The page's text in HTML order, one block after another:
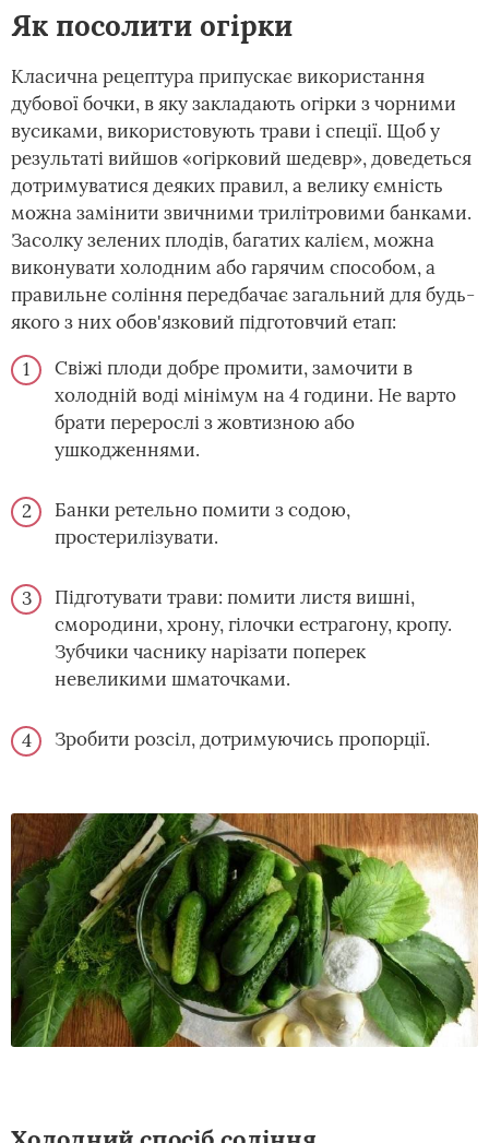
Як посолити огірки
Класична рецептура припускає використання
дубової бочки, в яку закладають огірки з чорними
вусиками, використовують трави і спеції. Щоб у
результаті вийшов «огірковий шедевр», доведеться
дотримуватися деяких правил, а велику ємність
можна замінити звичними трилітровими банками.
Засолку зелених плодів, багатих калієм, можна
виконувати холодним або гарячим способом, а
правильне соління передбачає загальний для будь-
якого з них обов'язковий підготовчий етап:
Свіжі плоди добре промити, замочити в
холодній воді мінімум на 4 години. Не варто
брати перерослі з жовтизною або
ушкодженнями.
Банки ретельно помити з содою,
простерилізувати.
Підготувати трави: помити листя вишні,
смородини, хрону, гілочки естрагону, кропу.
Зубчики часнику нарізати поперек
невеликими шматочками.
Зробити розсіл, дотримуючись пропорції.